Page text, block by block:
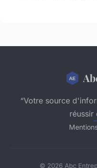
“Votre source
réussir
© 2026 Abc